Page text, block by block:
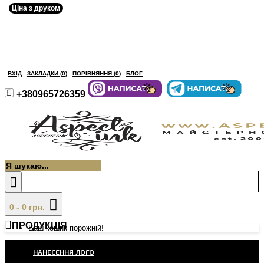
ВХІД ЗАКЛАДКИ (0) ПОРІВНЯННЯ (0) БЛОГ
+380965726359
0 - 0 грн.
Ваш кошик порожній!
ПРОДУКЦІЯ
НАНЕСЕННЯ ЛОГО
Ціна з друком